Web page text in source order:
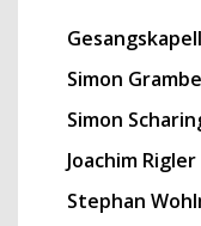
Simon
Simon
Joachim Rigler
Stephan